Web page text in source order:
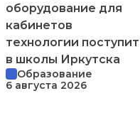
оборудование для
кабинетов
технологии поступит
в школы Иркутска
Образование
6 августа 2026